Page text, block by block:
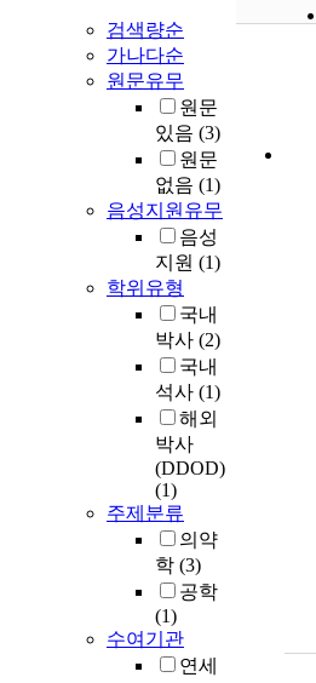
검색량순
가나다순
원문유무
원문
있음 (3)
원문
없음 (1)
음성지원유무
음성
지원 (1)
학위유형
국내
박사 (2)
국내
석사 (1)
해외
박사
(DDOD)
(1)
주제분류
의약
학 (3)
공학
(1)
수여기관
연세